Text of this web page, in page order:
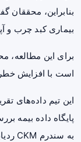
بنابراین، محققان
بیماریکبد چرب و
است با افزایش خطر
پایگاه داده بیمه
به سندرم CKM ردیابی کرد.